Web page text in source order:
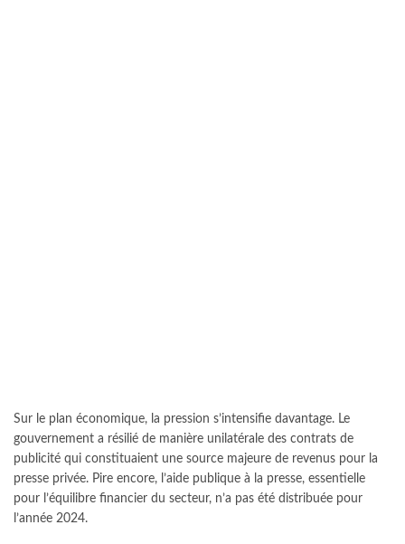
Sur le plan économique, la pression s’intensifie davantage. Le
gouvernement a résilié de manière unilatérale des contrats de
publicité qui constituaient une source majeure de revenus pour la
presse privée. Pire encore, l’aide publique à la presse, essentielle
pour l’équilibre financier du secteur, n’a pas été distribuée pour
l’année 2024.